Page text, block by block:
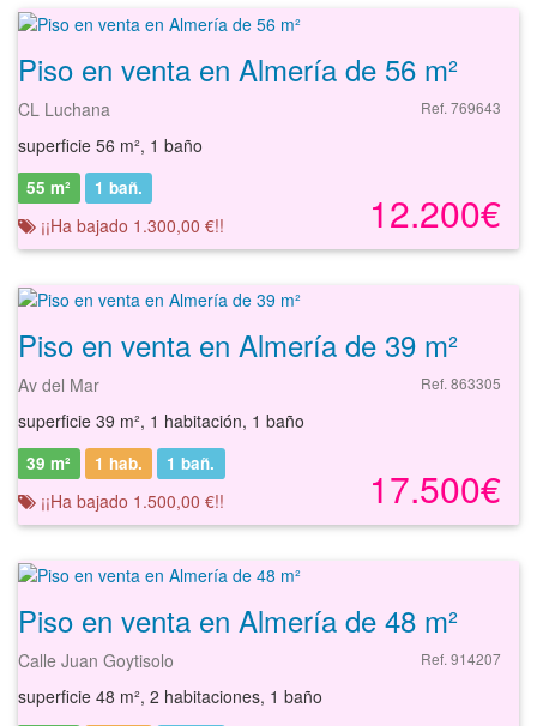
Piso en venta en Almería de 56 m²
CL Luchana Ref. 769643
superficie 56 m², 1 baño
12.200€
55 m² 1 bañ.
¡¡Ha bajado 1.300,00 €!!
Piso en venta en Almería de 39 m²
Av del Mar Ref. 863305
superficie 39 m², 1 habitación, 1 baño
17.500€
39 m² 1 hab. 1 bañ.
¡¡Ha bajado 1.500,00 €!!
Piso en venta en Almería de 48 m²
Calle Juan Goytisolo Ref. 914207
superficie 48 m², 2 habitaciones, 1 baño